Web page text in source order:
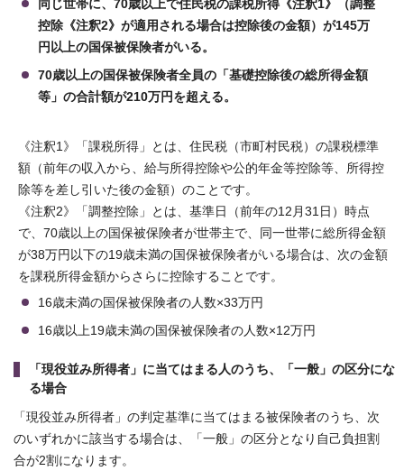
同じ世帯に、70歳以上で住民税の課税所得《注釈1》（調整
控除《注釈2》が適用される場合は控除後の金額）が145万
円以上の国保被保険者がいる。
70歳以上の国保被保険者全員の「基礎控除後の総所得金額
等」の合計額が210万円を超える。
《注釈1》「課税所得」とは、住民税（市町村民税）の課税標準
額（前年の収⼊から、給与所得控除や公的年⾦等控除等、所得控
除等を差し引いた後の⾦額）のことです。
《注釈2》「調整控除」とは、基準日（前年の12月31日）時点
で、70歳以上の国保被保険者が世帯主で、同一世帯に総所得金額
が38万円以下の19歳未満の国保被保険者がいる場合は、次の金額
を課税所得金額からさらに控除することです。
16歳未満の国保被保険者の人数×33万円
16歳以上19歳未満の国保被保険者の人数×12万円
「現役並み所得者」に当てはまる人のうち、「一般」の区分にな
る場合
「現役並み所得者」の判定基準に当てはまる被保険者のうち、次
のいずれかに該当する場合は、「一般」の区分となり自己負担割
合が2割になります。